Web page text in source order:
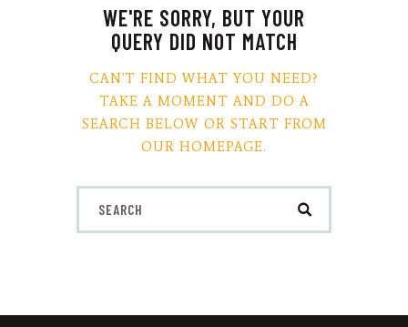
WE'RE SORRY, BUT YOUR
QUERY DID NOT MATCH
CAN'T FIND WHAT YOU NEED?
TAKE A MOMENT AND DO A
SEARCH BELOW OR START FROM
OUR HOMEPAGE.